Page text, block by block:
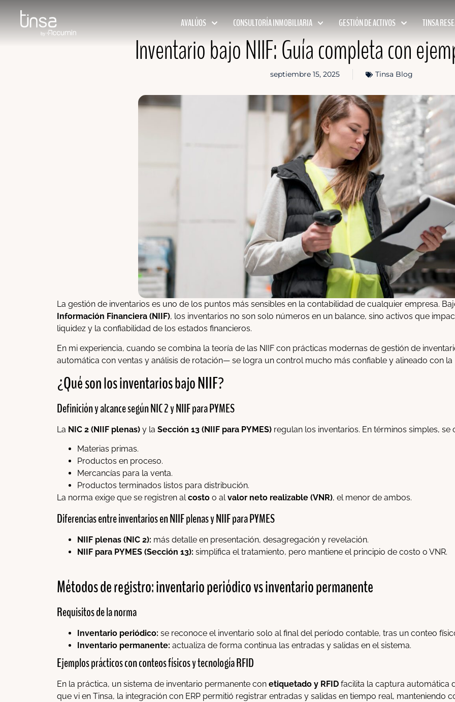
AVALÚOS CONSULTORÍA INMOBILIARIA GESTIÓN DE ACTIVOS TINSA
Inventario bajo NIIF: Guía completa con
septiembre 15, 2025 Tinsa Blog
La gestión de inventarios es uno de los puntos más sensibles en la contabilidad de cualquier empresa.
Información Financiera (NIIF), los inventarios no son solo números en un balance, sino activos que
liquidez y la confiabilidad de los estados financieros.
En mi experiencia, cuando se combina la teoría de las NIIF con prácticas modernas de gestión de
automática con ventas y análisis de rotación— se logra un control mucho más confiable y alineado con la
¿Qué son los inventarios bajo NIIF?
Definición y alcance según NIC 2 y NIIF para PYMES
La NIC 2 (NIIF plenas) y la Sección 13 (NIIF para PYMES) regulan los inventarios. En términos simples, se
Materias primas.
Productos en proceso.
Mercancías para la venta.
Productos terminados listos para distribución.
La norma exige que se registren alcosto o alvalor neto realizable (VNR), el menor de ambos.
Diferencias entre inventarios en NIIF plenas y NIIF para PYMES
NIIF plenas (NIC 2): más detalle en presentación, desagregación y revelación.
NIIF para PYMES (Sección 13): simplifica el tratamiento, pero mantiene el principio de costo o VNR.
Métodos de registro: inventario periódico vs inventario permanente
Requisitos de la norma
Inventario periódico: se reconoce el inventario solo al final del período contable, tras un conteo
Inventario permanente: actualiza de forma continua las entradas y salidas en el sistema.
Ejemplos prácticos con conteos físicos y tecnología RFID
En la práctica, un sistema de inventario permanente con etiquetado y RFID facilita la captura automática
que vi en Tinsa, la integración con ERP permitió registrar entradas y salidas en tiempo real, manteniendo